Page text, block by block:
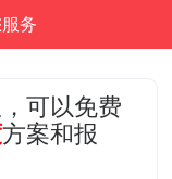
务
可以免费
方案和报